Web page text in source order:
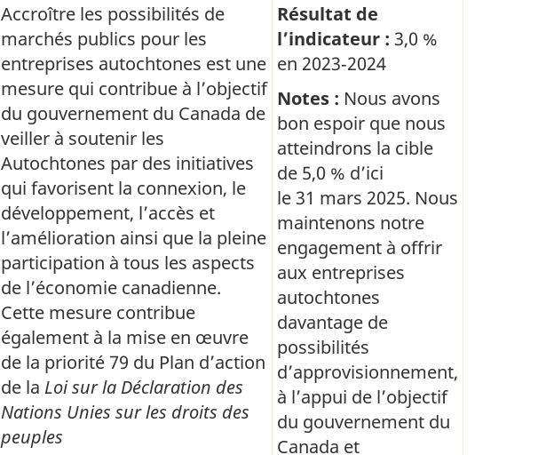
Accroître les possibilités de
marchés publics pour les
entreprises autochtones est une
mesure qui contribue à l’objectif
du gouvernement du Canada de
veiller à soutenir les
Autochtones par des initiatives
qui favorisent la connexion, le
développement, l’accès et
l’amélioration ainsi que la pleine
participation à tous les aspects
de l’économie canadienne.
Cette mesure contribue
également à la mise en œuvre
de la priorité 79 du Plan d’action
de la Loi sur la Déclaration des
Nations Unies sur les droits des
peuples
Résultat de
l’indicateur : 3,0 %
en 2023‑2024
Notes : Nous avons
bon espoir que nous
atteindrons la cible
de 5,0 % d’ici
le 31 mars 2025. Nous
maintenons notre
engagement à offrir
aux entreprises
autochtones
davantage de
possibilités
d’approvisionnement,
à l’appui de l’objectif
du gouvernement du
Canada et